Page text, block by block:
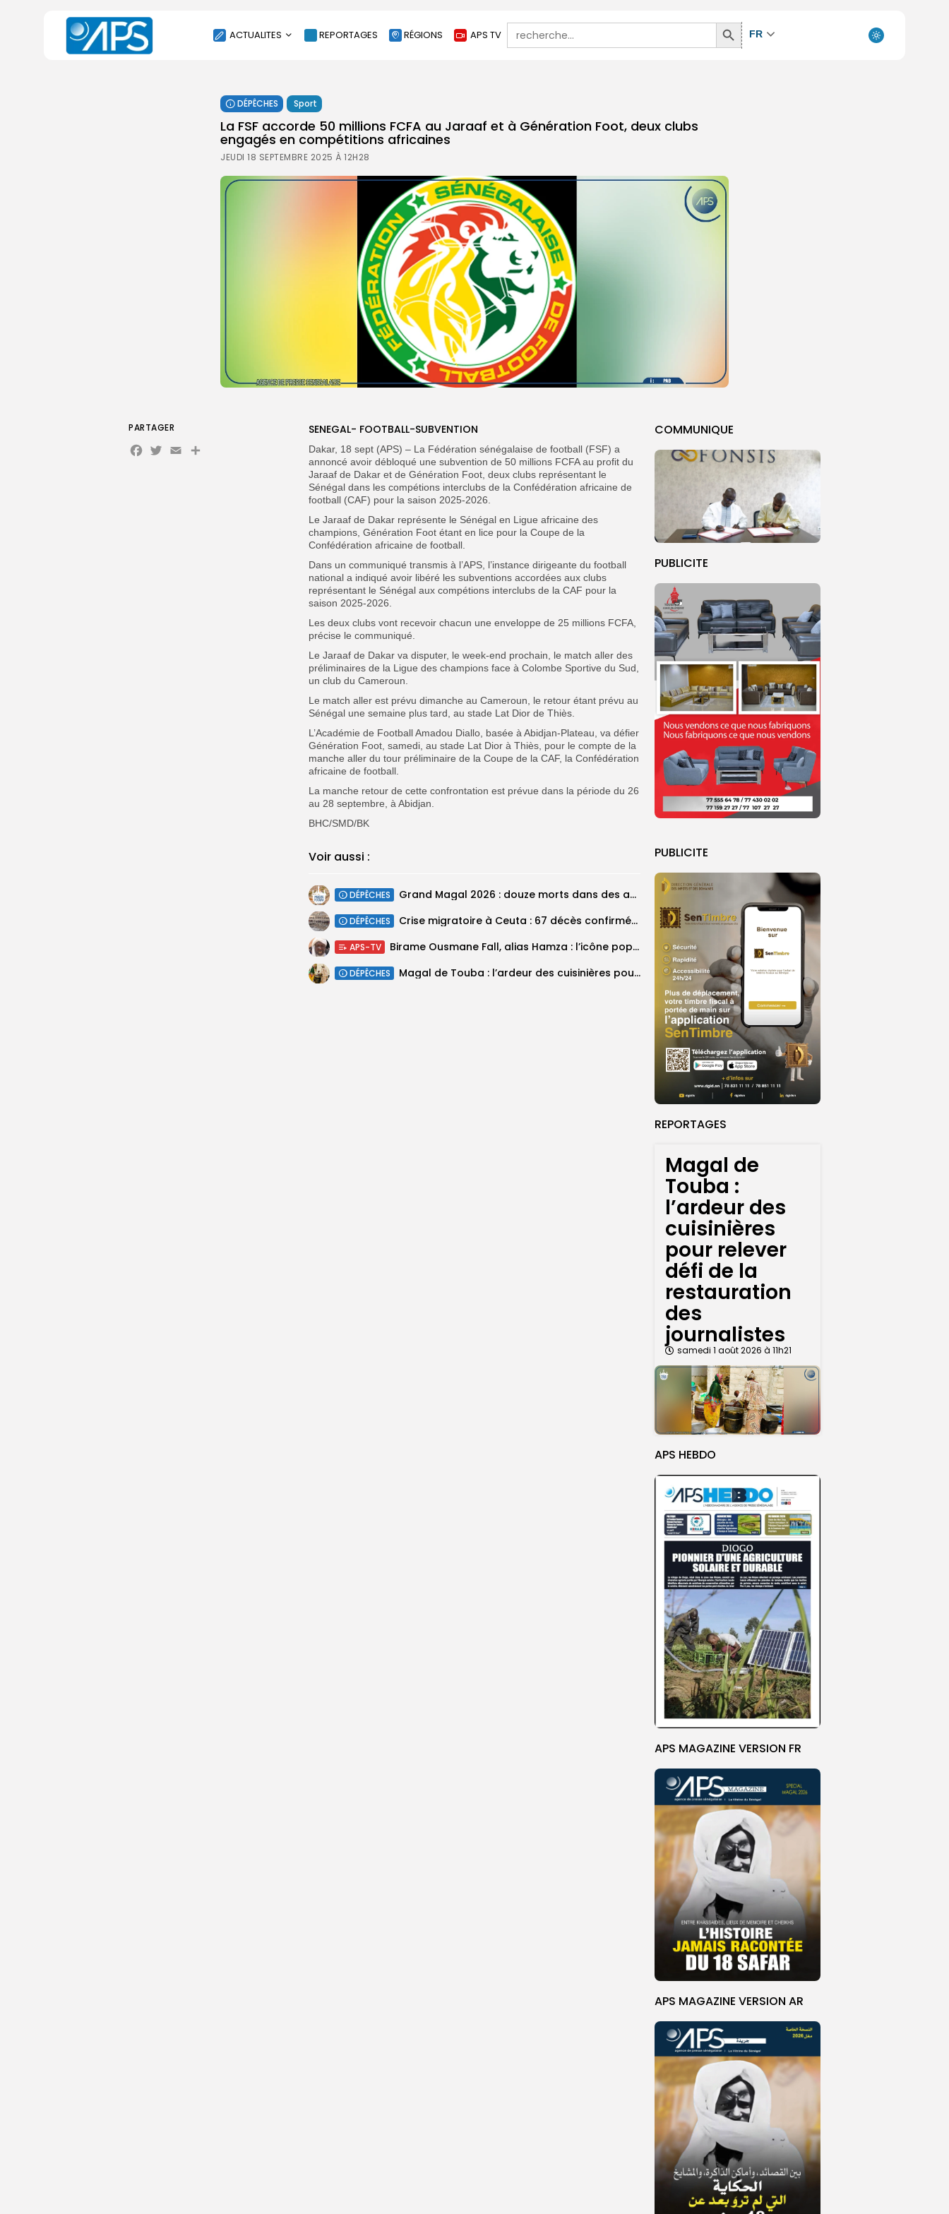
ACTUALITES
SOCIÉTÉ
ÉCONOMIE
CULTURE
ENVIRONNEMENT
REPORTAGES RÉGIONS APS TV
Search
for:
Search
Button
FR
DÉPÊCHES Sport
La FSF accorde 50 millions FCFA au Jaraaf et à Génération Foot, deux clubs
engagés en compétitions africaines
JEUDI 18 SEPTEMBRE 2025 À 12H28
COMMUNIQUE
PUBLICITE
PUBLICITE
REPORTAGES
Magal de
Touba :
l’ardeur des
cuisinières
pour relever
défi de la
restauration
des
journalistes
samedi 1 août 2026 à 11h21
APS HEBDO
APS MAGAZINE VERSION FR
APS MAGAZINE VERSION AR
SENEGAL- FOOTBALL-SUBVENTION
Dakar, 18 sept (APS) – La Fédération sénégalaise de football (FSF) a
annoncé avoir débloqué une subvention de 50 millions FCFA au profit du
Jaraaf de Dakar et de Génération Foot, deux clubs représentant le
Sénégal dans les compétions interclubs de la Confédération africaine de
football (CAF) pour la saison 2025-2026.
Le Jaraaf de Dakar représente le Sénégal en Ligue africaine des
champions, Génération Foot étant en lice pour la Coupe de la
Confédération africaine de football.
Dans un communiqué transmis à l’APS, l’instance dirigeante du football
national a indiqué avoir libéré les subventions accordées aux clubs
représentant le Sénégal aux compétions interclubs de la CAF pour la
saison 2025-2026.
Les deux clubs vont recevoir chacun une enveloppe de 25 millions FCFA,
précise le communiqué.
Le Jaraaf de Dakar va disputer, le week-end prochain, le match aller des
préliminaires de la Ligue des champions face à Colombe Sportive du Sud,
un club du Cameroun.
Le match aller est prévu dimanche au Cameroun, le retour étant prévu au
Sénégal une semaine plus tard, au stade Lat Dior de Thiès.
L’Académie de Football Amadou Diallo, basée à Abidjan-Plateau, va défier
Génération Foot, samedi, au stade Lat Dior à Thiès, pour le compte de la
manche aller du tour préliminaire de la Coupe de la CAF, la Confédération
africaine de football.
La manche retour de cette confrontation est prévue dans la période du 26
au 28 septembre, à Abidjan.
BHC/SMD/BK
Voir aussi :
DÉPÊCHES Grand Magal 2026 : douze morts dans des accidents de la route...
DÉPÊCHES Crise migratoire à Ceuta : 67 décès confirmés, retour en nombre des...
APS-TV Birame Ousmane Fall, alias Hamza : l’icône populaire du Grand Magal
DÉPÊCHES Magal de Touba : l’ardeur des cuisinières pour relever défi de la...
PARTAGER
Facebook
Twitter
EmailPartager